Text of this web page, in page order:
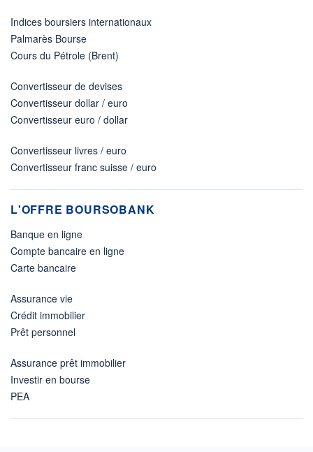
Indices boursiers internationaux
Palmarès Bourse
Cours du Pétrole (Brent)
Convertisseur de devises
Convertisseur dollar / euro
Convertisseur euro / dollar
Convertisseur livres / euro
Convertisseur franc suisse / euro
L'OFFRE BOURSOBANK
Banque en ligne
Compte bancaire en ligne
Carte bancaire
Assurance vie
Crédit immobilier
Prêt personnel
Assurance prêt immobilier
Investir en bourse
PEA